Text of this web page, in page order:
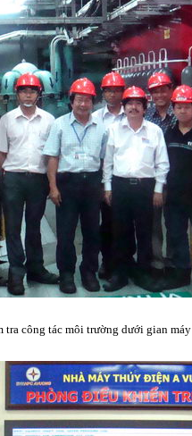
tra công tác môi trường dưới gian máy